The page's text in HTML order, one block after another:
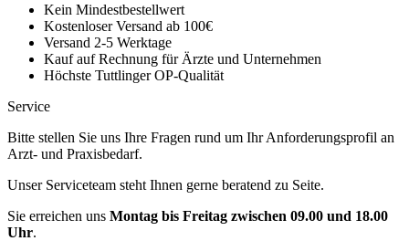
Kein Mindestbestellwert
Kostenloser Versand ab 100€
Versand 2-5 Werktage
Kauf auf Rechnung für Ärzte und Unternehmen
Höchste Tuttlinger OP-Qualität
Service
Bitte stellen Sie uns Ihre Fragen rund um Ihr Anforderungsprofil an
Arzt- und Praxisbedarf.
Unser Serviceteam steht Ihnen gerne beratend zu Seite.
Sie erreichen uns Montag bis Freitag zwischen 09.00 und 18.00
Uhr.